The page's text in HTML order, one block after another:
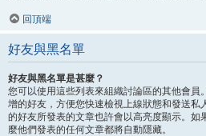
回頂端
好友與黑名單
好友與黑名單是甚麼？
您可以使用這些列表來組織討論區的其他會員
增的好友，方便您快速檢視上線狀態和發送私
的好友所發表的文章也許會以高亮度顯示。如
麼他們發表的任何文章都將自動隱藏。